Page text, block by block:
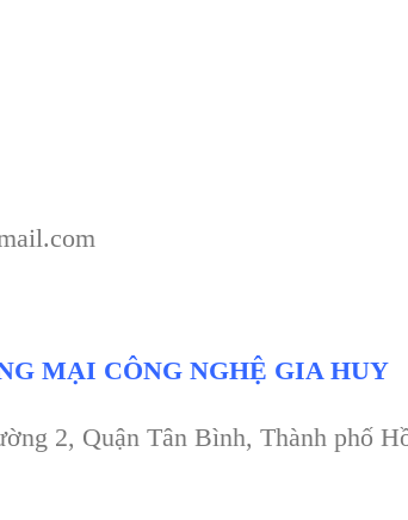
MẠI CÔNG NGHỆ GIA HUY
2, Quận Tân Bình, Thành phố